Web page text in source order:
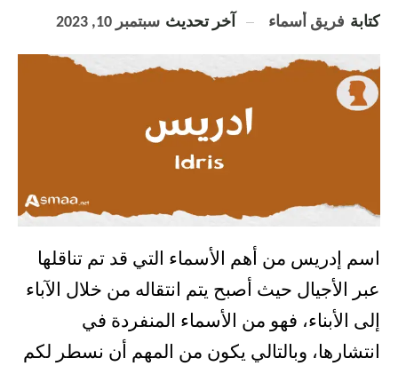
كتابة فريق أسماء آخر تحديث سبتمبر 10, 2023
اسم إدريس من أهم الأسماء التي قد تم تناقلها
عبر الأجيال حيث أصبح يتم انتقاله من خلال الآباء
إلى الأبناء، فهو من الأسماء المنفردة في
انتشارها، وبالتالي يكون من المهم أن نسطر لكم